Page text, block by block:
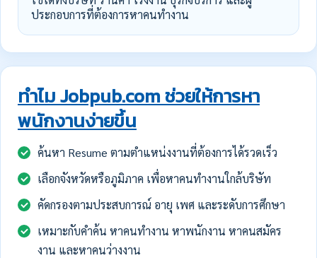
ประกอบการที่ต้องการหาคนทำงาน
ทำไม Jobpub.com ช่วยให้การหา
พนักงานง่ายขึ้น
ค้นหา Resume ตามตำแหน่งงานที่ต้องการได้รวดเร็ว
เลือกจังหวัดหรือภูมิภาค เพื่อหาคนทำงานใกล้บริษัท
คัดกรองตามประสบการณ์ อายุ เพศ และระดับการศึกษา
เหมาะกับคำค้น หาคนทำงาน หาพนักงาน หาคนสมัคร
งาน และหาคนว่างงาน